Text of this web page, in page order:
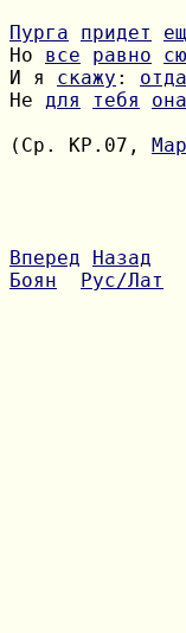
Пурга
придет
Но все равно
И я скажу :
Не для тебя она
(Ср. КР.07,
Вперед
Назад
Боян
Рус/Лат